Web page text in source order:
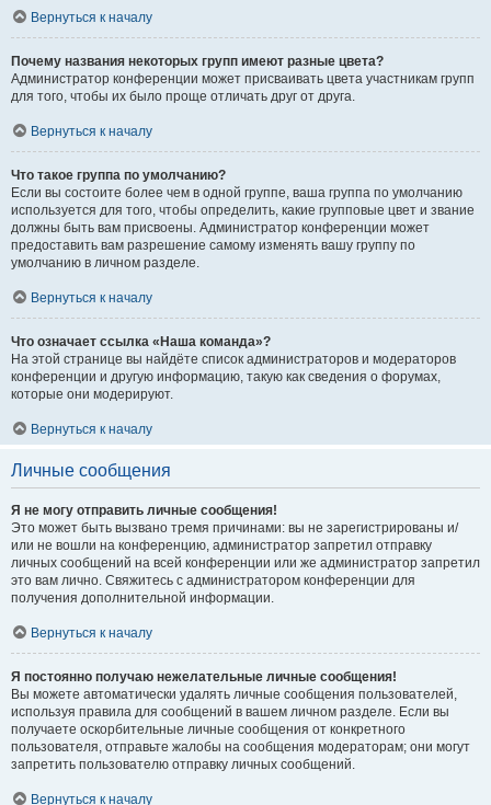
Вернуться к началу
Почему названия некоторых групп имеют разные цвета?
Администратор конференции может присваивать цвета участникам групп
для того, чтобы их было проще отличать друг от друга.
Вернуться к началу
Что такое группа по умолчанию?
Если вы состоите более чем в одной группе, ваша группа по умолчанию
используется для того, чтобы определить, какие групповые цвет и звание
должны быть вам присвоены. Администратор конференции может
предоставить вам разрешение самому изменять вашу группу по
умолчанию в личном разделе.
Вернуться к началу
Что означает ссылка «Наша команда»?
На этой странице вы найдёте список администраторов и модераторов
конференции и другую информацию, такую как сведения о форумах,
которые они модерируют.
Вернуться к началу
Личные сообщения
Я не могу отправить личные сообщения!
Это может быть вызвано тремя причинами: вы не зарегистрированы и/
или не вошли на конференцию, администратор запретил отправку
личных сообщений на всей конференции или же администратор запретил
это вам лично. Свяжитесь с администратором конференции для
получения дополнительной информации.
Вернуться к началу
Я постоянно получаю нежелательные личные сообщения!
Вы можете автоматически удалять личные сообщения пользователей,
используя правила для сообщений в вашем личном разделе. Если вы
получаете оскорбительные личные сообщения от конкретного
пользователя, отправьте жалобы на сообщения модераторам; они могут
запретить пользователю отправку личных сообщений.
Вернуться к началу